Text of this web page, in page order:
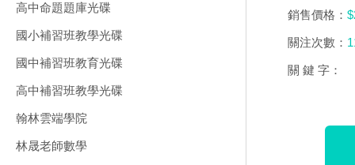
高中命題題庫光碟
國小補習班教學光碟
國中補習班教育光碟
高中補習班教學光碟
翰林雲端學院
林晟老師數學
銷售價格：
關注次數：
關 鍵 字：